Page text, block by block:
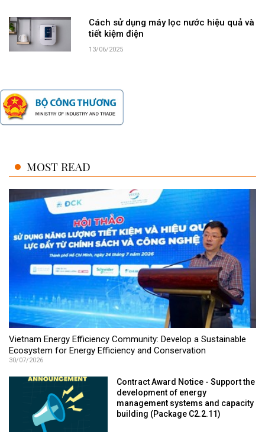
Cách sử dụng máy lọc nước hiệu quả và
tiết kiệm điện
13/06/2025
MOST READ
Vietnam Energy Efficiency Community: Develop a Sustainable
Ecosystem for Energy Efficiency and Conservation
30/07/2026
Contract Award Notice - Support the
development of energy
management systems and capacity
building (Package C2.2.11)